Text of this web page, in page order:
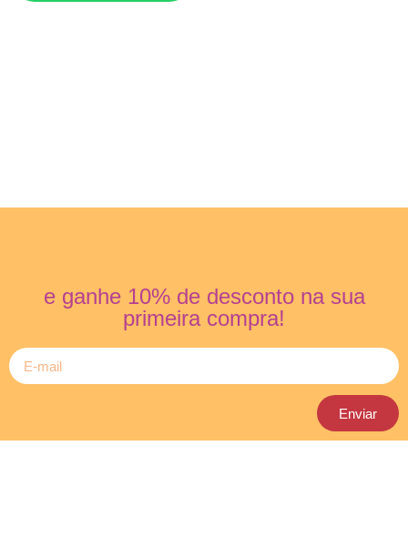
e ganhe 10% de desconto na sua
primeira compra!
Enviar